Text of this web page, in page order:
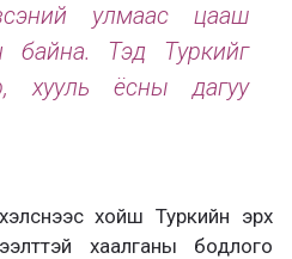
улмаас цааш
байна. Тэд Туркийг
хууль ёсны дагуу
хойш Туркийн эрх
хаалганы бодлого